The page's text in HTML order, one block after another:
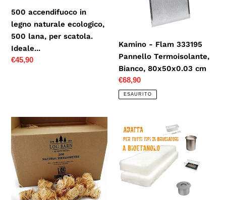
n
e
:
500
lana,
per
scatola.
Ideale...
500 accendifuoco in
legno naturale ecologico,
500 lana, per scatola.
Ideale...
Prezzo
€45,90
80x50x0.03
Kamino - Flam 333195
Pannello Termoisolante,
Bianco, 80x50x0.03 cm
Prezzo
di
listino
€68,90
ESAURITO
Accendifuoco
in
legno
naturale
ecologico,
ideale
per
Camino
Biocamino
Bioetanolo|Accessori
Caminetti